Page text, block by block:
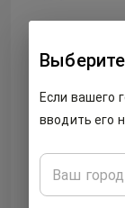
для
Если вашего
вводить его